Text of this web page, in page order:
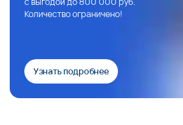
Количество ограничено!
Узнать подробнее